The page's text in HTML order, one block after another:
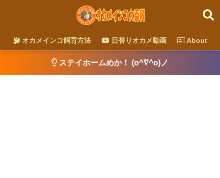
オカメインコ飼育方法 日替りオカメ動画 About
ステイホームめか！ (o^∇^o)ノ